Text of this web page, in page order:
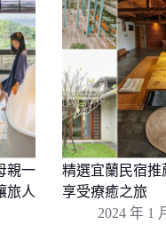
親一
旅人
精選宜蘭民宿推
享受療癒之旅
2024 年 1